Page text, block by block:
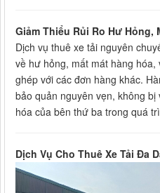
Giảm Thiểu Rủi Ro Hư Hỏng,
Dịch vụ thuê xe tải nguyên
về hư hỏng, mất mát hàng
ghép với các đơn hàng khác.
bảo quản nguyên vẹn, không
hóa của bên thứ ba trong quá
Dịch Vụ Cho Thuê Xe Tải Đa